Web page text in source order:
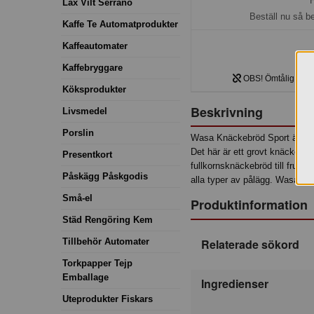
Lax Vilt Serrano
Kaffe Te Automatprodukter
Kaffeautomater
Kaffebryggare
Köksprodukter
Livsmedel
Porslin
Presentkort
Påskägg Påskgodis
Små-el
Städ Rengöring Kem
Tillbehör Automater
Torkpapper Tejp
Emballage
Uteprodukter Fiskars
Beställ nu så
OBS! Ömtålig
Beskrivning
Wasa Knäckebröd Sport är
Det här är ett grovt
fullkornsknäckebröd till
alla typer av pålägg. Wasas
Produktinformation
Relaterade sökord
Ingredienser